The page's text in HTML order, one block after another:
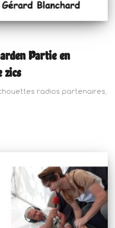
Partie en
zics
radios partenaires,